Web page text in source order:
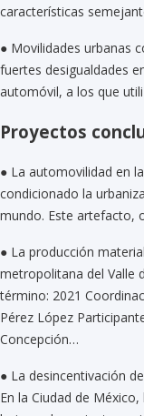
características
● Movilidades urbanas
fuertes desigualdades
automóvil, a los que
Proyectos
● La automovilidad en
condicionado la
mundo. Este artefacto,
● La producción
metropolitana del Valle
término: 2021
Pérez López
Concepción…
● La desincentivación
En la Ciudad de